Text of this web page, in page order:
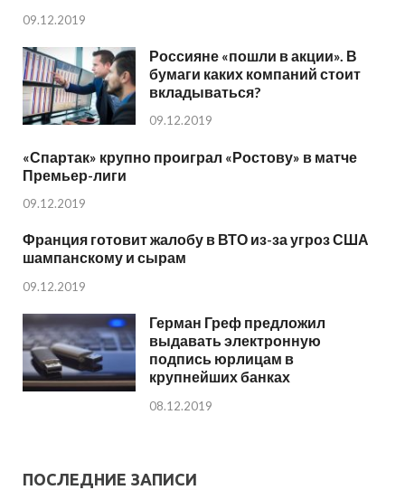
09.12.2019
Россияне «пошли в акции». В
бумаги каких компаний стоит
вкладываться?
09.12.2019
«Спартак» крупно проиграл «Ростову» в матче
Премьер-лиги
09.12.2019
Франция готовит жалобу в ВТО из-за угроз США
шампанскому и сырам
09.12.2019
Герман Греф предложил
выдавать электронную
подпись юрлицам в
крупнейших банках
08.12.2019
ПОСЛЕДНИЕ ЗАПИСИ